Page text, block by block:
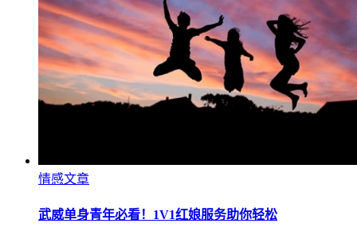
情感文章
武威单身青年必看！1V1红娘服务助你轻松